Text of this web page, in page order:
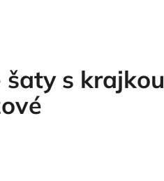
šaty s krajkou